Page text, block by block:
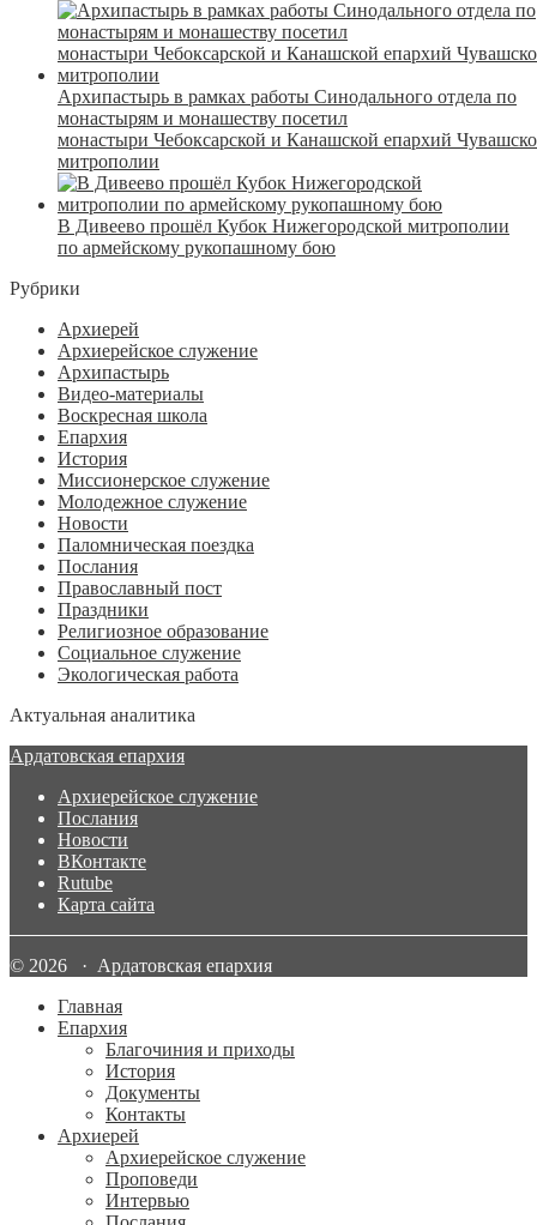
Архипастырь в рамках работы Синодального отдела по
монастырям и монашеству посетил
монастыри Чебоксарской и Канашской епархий
митрополии
В Дивеево прошёл Кубок Нижегородской митрополии
по армейскому рукопашному бою
Рубрики
Архиерей
Архиерейское служение
Архипастырь
Видео-материалы
Воскресная школа
Епархия
История
Миссионерское служение
Молодежное служение
Новости
Паломническая поездка
Послания
Православный пост
Праздники
Религиозное образование
Социальное служение
Экологическая работа
Актуальная аналитика
Ардатовская епархия
Архиерейское служение
Послания
Новости
ВКонтакте
Rutube
Карта сайта
© 2026 · Ардатовская епархия
Главная
Епархия
Благочиния и приходы
История
Документы
Контакты
Архиерей
Архиерейское служение
Проповеди
Интервью